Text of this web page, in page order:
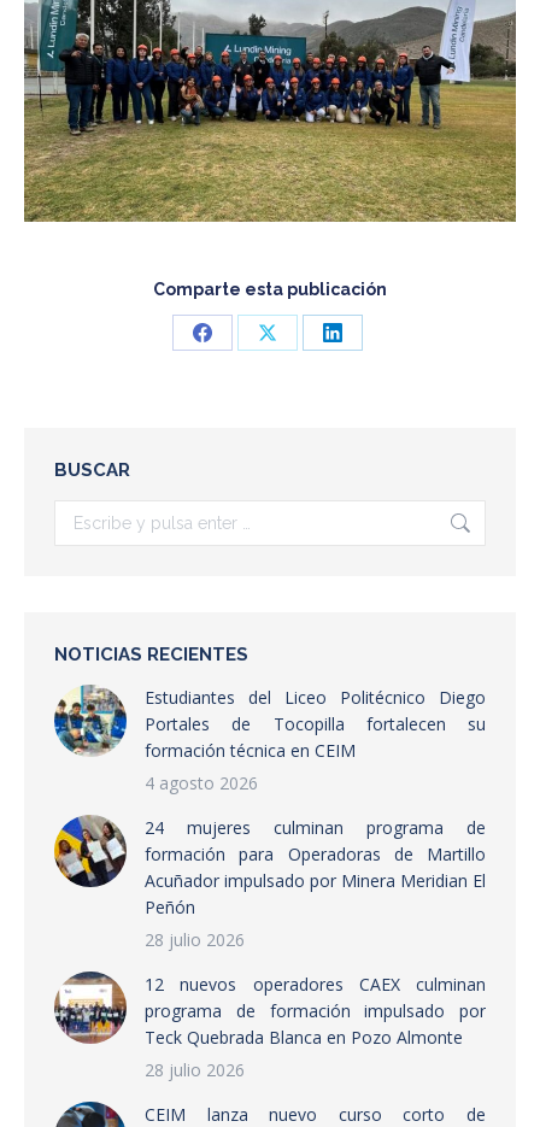
Comparte esta publicación
Share
Share
Share
BUSCAR
Buscar:
NOTICIAS RECIENTES
Estudiantes del Liceo Politécnico Diego
Portales de Tocopilla fortalecen su
formación técnica en CEIM
4 agosto 2026
24 mujeres culminan programa de
formación para Operadoras de Martillo
Acuñador impulsado por Minera Meridian El
Peñón
28 julio 2026
12 nuevos operadores CAEX culminan
programa de formación impulsado por
Teck Quebrada Blanca en Pozo Almonte
28 julio 2026
CEIM lanza nuevo curso corto de